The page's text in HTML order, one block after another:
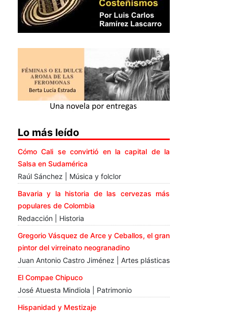
Lo más leído
Cómo Cali se convirtió en la capital de la
Salsa en Sudamérica
Raúl Sánchez | Música y folclor
Bavaria y la historia de las cervezas más
populares de Colombia
Redacción | Historia
Gregorio Vásquez de Arce y Ceballos, el gran
pintor del virreinato neogranadino
Juan Antonio Castro Jiménez | Artes plásticas
El Compae Chipuco
José Atuesta Mindiola | Patrimonio
Hispanidad y Mestizaje